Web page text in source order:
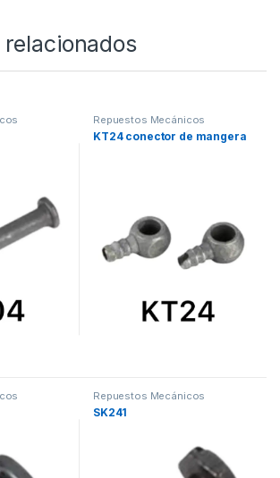
Repuestos Mecánicos
KT24 conector de mangera
Repuestos Mecánicos
SK241